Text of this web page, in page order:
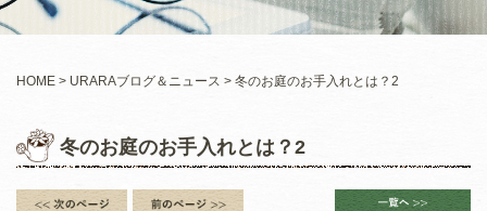
HOME URARAブログ＆ニュース 冬のお庭のお手入れとは？2
冬のお庭のお手入れとは？2